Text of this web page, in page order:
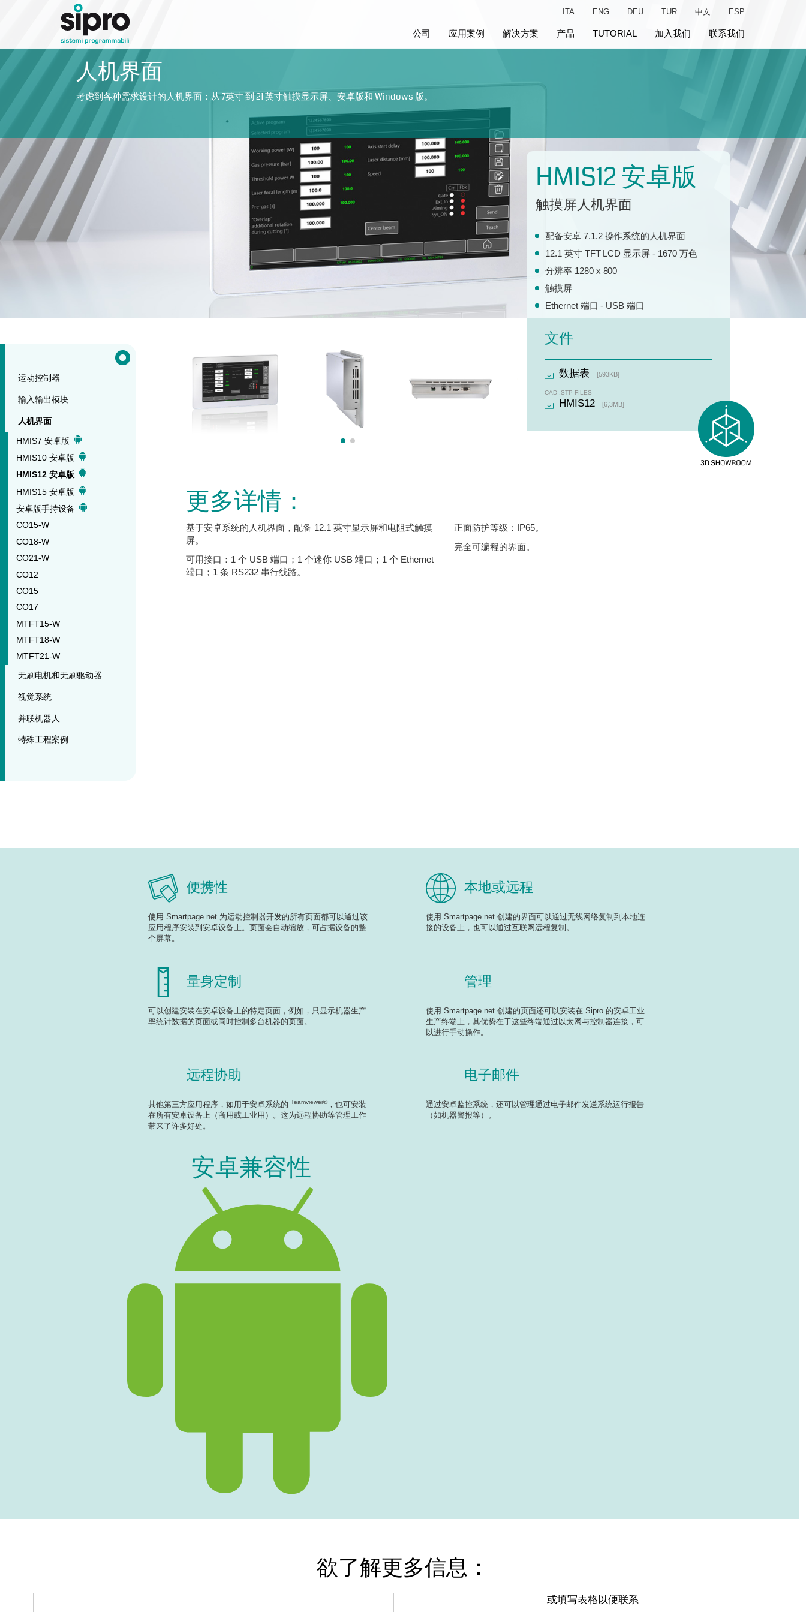
人机界面
考虑到各种需求设计的人机界面：从 7英寸 到 21 英寸触摸显示屏、安卓版和 Windows 版。
HMIS12 安卓版
触摸屏人机界面
配备安卓 7.1.2 操作系统的人机界面
12.1 英寸 TFT LCD 显示屏 - 1670 万色
分辨率 1280 x 800
触摸屏
Ethernet 端口 - USB 端口
公司 应用案例 解决方案 产品 TUTORIAL 加入我们 联系我们
ITA ENG DEU TUR 中文 ESP
运动控制器
输入输出模块
人机界面
HMIS7 安卓版
HMIS10 安卓版
HMIS12 安卓版
HMIS15 安卓版
安卓版手持设备
CO15-W
CO18-W
CO21-W
CO12
CO15
CO17
MTFT15-W
MTFT18-W
MTFT21-W
无刷电机和无刷驱动器
视觉系统
并联机器人
特殊工程案例
文件
数据表 [593KB]
CAD .STP FILES
HMIS12 [6,3MB]
更多详情：
基于安卓系统的人机界面，配备 12.1 英寸显示屏和电阻式触摸
屏。
可用接口：1 个 USB 端口；1 个迷你 USB 端口；1 个 Ethernet
端口；1 条 RS232 串行线路。
正面防护等级：IP65。
完全可编程的界面。
便携性
使用 Smartpage.net 为运动控制器开发的所有页面都可以通过该
应用程序安装到安卓设备上。页面会自动缩放，可占据设备的整
个屏幕。
本地或远程
使用 Smartpage.net 创建的界面可以通过无线网络复制到本地连
接的设备上，也可以通过互联网远程复制。
量身定制
可以创建安装在安卓设备上的特定页面，例如，只显示机器生产
率统计数据的页面或同时控制多台机器的页面。
管理
使用 Smartpage.net 创建的页面还可以安装在 Sipro 的安卓工业
生产终端上，其优势在于这些终端通过以太网与控制器连接，可
以进行手动操作。
远程协助
其他第三方应用程序，如用于安卓系统的 Teamviewer®，也可安装
在所有安卓设备上（商用或工业用）。这为远程协助等管理工作
带来了许多好处。
电子邮件
通过安卓监控系统，还可以管理通过电子邮件发送系统运行报告
（如机器警报等）。
安卓兼容性
欲了解更多信息：
或填写表格以便联系